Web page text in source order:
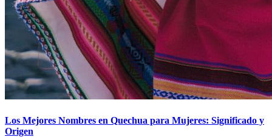
Los Mejores Nombres en Quechua para Mujeres: Significado y
Origen